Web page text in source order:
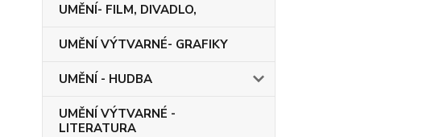
UMĚNÍ- FILM, DIVADLO,
UMĚNÍ VÝTVARNÉ- GRAFIKY
UMĚNÍ - HUDBA
UMĚNÍ VÝTVARNÉ -
LITERATURA